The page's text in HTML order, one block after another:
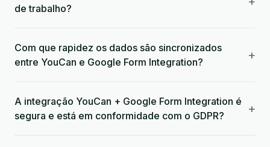
de trabalho?
Com que rapidez os dados são sincronizados
entre YouCan e Google Form Integration?
+
A integração YouCan + Google Form Integration é
segura e está em conformidade com o GDPR?
+